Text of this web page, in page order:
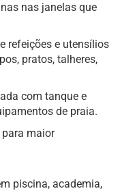
nas janelas que
refeições e utensílios
pratos, talheres,
com tanque e
de praia.
maior
piscina, academia,